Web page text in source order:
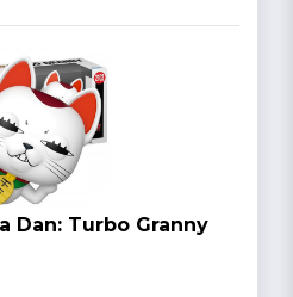
Dan: Turbo Granny